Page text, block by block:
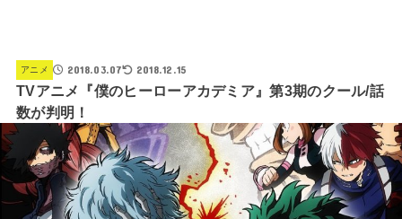
アニメ 2018.03.07 2018.12.15
TVアニメ『僕のヒーローアカデミア』第3期のクール/話
数が判明！